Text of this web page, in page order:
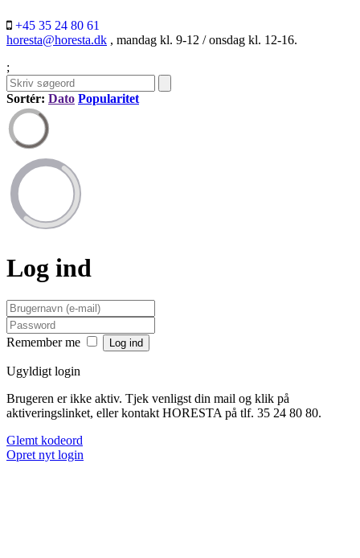
+45 35 24 80 61
horesta@horesta.dk , mandag kl. 9-12 / onsdag kl. 12-16.
;
Sortér: Dato Popularitet
Log ind
Remember me
Ugyldigt login
Brugeren er ikke aktiv. Tjek venligst din mail og klik på
aktiveringslinket, eller kontakt HORESTA på tlf. 35 24 80 80.
Glemt kodeord
Opret nyt login